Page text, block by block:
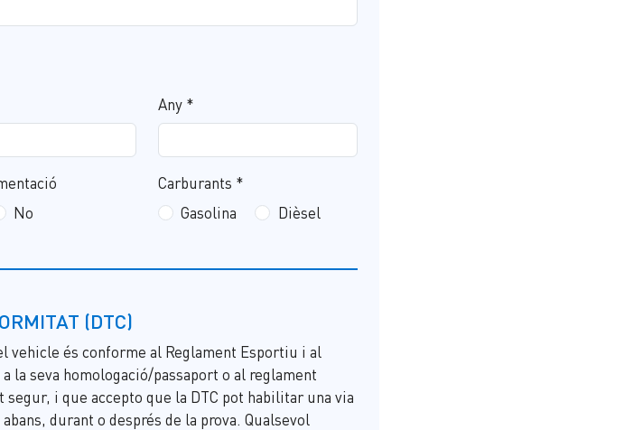
Any *
No
Carburants *
Gasolina
Dièsel
(DTC)
vehicle és conforme al Reglament Esportiu i al
la seva homologació/passaport o al reglament
i que accepto que la DTC pot habilitar una via
durant o després de la prova. Qualsevol